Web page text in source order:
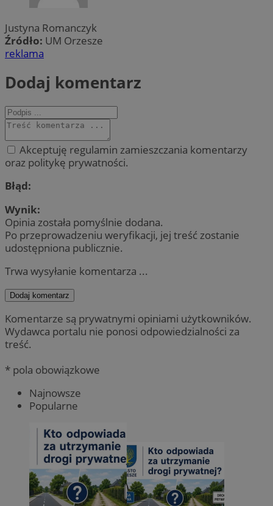
Justyna Romanczyk
Źródło: UM Orzesze
reklama
Dodaj komentarz
Akceptuję regulamin zamieszczania komentarzy
oraz politykę prywatności.
Błąd:
Wynik:
Opinia została pomyślnie dodana.
Po przeprowadzeniu weryfikacji, jej treść zostanie
udostępniona publicznie.
Trwa wysyłanie komentarza ...
Dodaj komentarz
Komentarze są prywatnymi opiniami użytkowników.
Wydawca portalu nie ponosi odpowiedzialności za
treść.
* pola obowiązkowe
Najnowsze
Popularne